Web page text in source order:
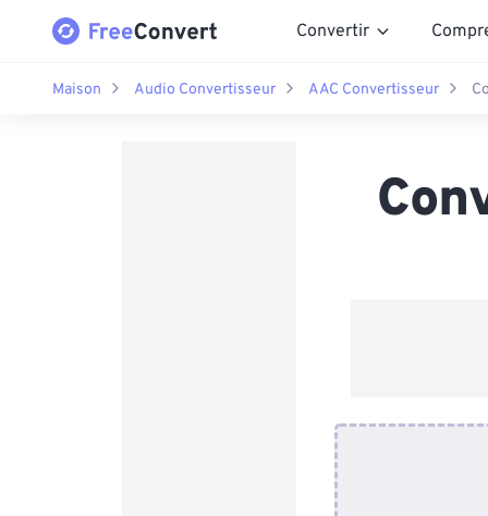
Convertir
Maison Audio Convertisseur AAC Convertisseur